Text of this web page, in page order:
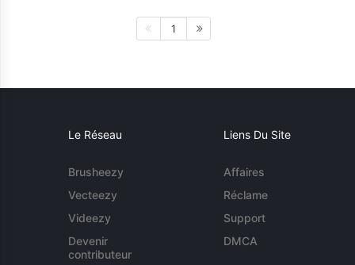
1
Le Réseau
Brusheezy
Vecteezy
Videezy
Devenir
contributeur
Liens Du Site
Affaires
Réclame
Support
DMCA